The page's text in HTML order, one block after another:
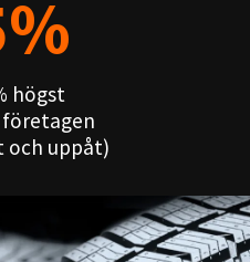
högst
och uppåt)